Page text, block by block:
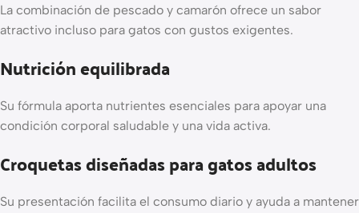
La combinación de pescado y camarón ofrece un sabor
atractivo incluso para gatos con gustos exigentes.
Nutrición equilibrada
Su fórmula aporta nutrientes esenciales para apoyar una
condición corporal saludable y una vida activa.
Croquetas diseñadas para gatos adultos
Su presentación facilita el consumo diario y ayuda a mantener